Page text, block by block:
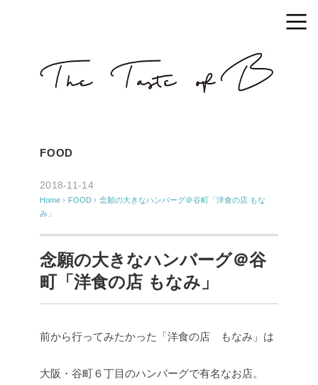
FOOD
2018-11-14
Home › FOOD › 念願の大きなハンバーグ＠谷町「洋食の店 もな
み」
念願の大きなハンバーグ＠谷
町「洋食の店 もなみ」
前から行ってみたかった「洋食の店 もなみ」は
大阪・谷町６丁目のハンバーグで有名なお店。